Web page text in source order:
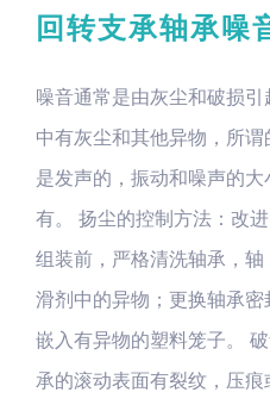
回转支承轴承噪
噪音通常是由灰尘和破损
中有灰尘和其他异物，所
是发声的，振动和噪声的
有。 扬尘的控制方法：改
组装前，严格清洗轴承，
滑剂中的异物；更换轴承
嵌入有异物的塑料笼子。
承的滚动表面有裂纹，压